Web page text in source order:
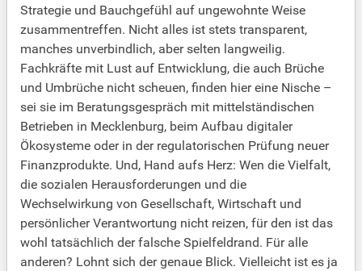
Strategie und Bauchgefühl auf ungewohnte Weise
zusammentreffen. Nicht alles ist stets transparent,
manches unverbindlich, aber selten langweilig.
Fachkräfte mit Lust auf Entwicklung, die auch Brüche
und Umbrüche nicht scheuen, finden hier eine Nische –
sei sie im Beratungsgespräch mit mittelständischen
Betrieben in Mecklenburg, beim Aufbau digitaler
Ökosysteme oder in der regulatorischen Prüfung neuer
Finanzprodukte. Und, Hand aufs Herz: Wen die Vielfalt,
die sozialen Herausforderungen und die
Wechselwirkung von Gesellschaft, Wirtschaft und
persönlicher Verantwortung nicht reizen, für den ist das
wohl tatsächlich der falsche Spielfeldrand. Für alle
anderen? Lohnt sich der genaue Blick. Vielleicht ist es ja